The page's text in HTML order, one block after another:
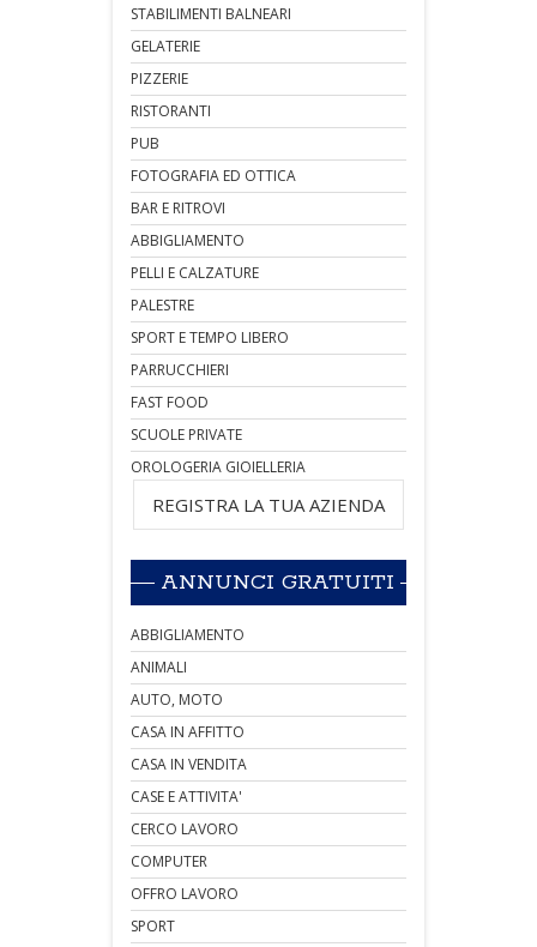
STABILIMENTI BALNEARI
GELATERIE
PIZZERIE
RISTORANTI
PUB
FOTOGRAFIA ED OTTICA
BAR E RITROVI
ABBIGLIAMENTO
PELLI E CALZATURE
PALESTRE
SPORT E TEMPO LIBERO
PARRUCCHIERI
FAST FOOD
SCUOLE PRIVATE
OROLOGERIA GIOIELLERIA
REGISTRA LA TUA AZIENDA
ANNUNCI GRATUITI
ABBIGLIAMENTO
ANIMALI
AUTO, MOTO
CASA IN AFFITTO
CASA IN VENDITA
CASE E ATTIVITA'
CERCO LAVORO
COMPUTER
OFFRO LAVORO
SPORT